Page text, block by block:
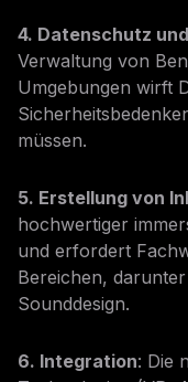
4. Datenschutz
Verwaltung von
Umgebungen wirft
müssen.
5. Erstellung von
hochwertiger
und erfordert
Bereichen,
Sounddesign.
6. Integration: Die